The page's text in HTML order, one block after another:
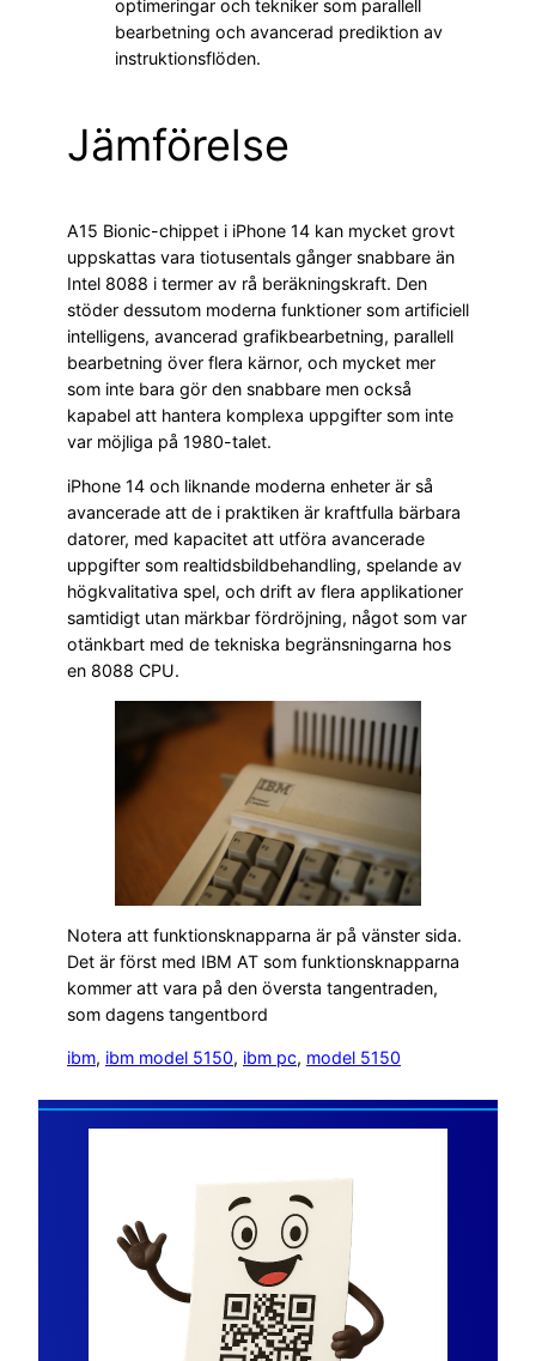
optimeringar och tekniker som parallell
bearbetning och avancerad prediktion av
instruktionsflöden.
Jämförelse
A15 Bionic-chippet i iPhone 14 kan mycket grovt
uppskattas vara tiotusentals gånger snabbare än
Intel 8088 i termer av rå beräkningskraft. Den
stöder dessutom moderna funktioner som artificiell
intelligens, avancerad grafikbearbetning, parallell
bearbetning över flera kärnor, och mycket mer
som inte bara gör den snabbare men också
kapabel att hantera komplexa uppgifter som inte
var möjliga på 1980-talet.
iPhone 14 och liknande moderna enheter är så
avancerade att de i praktiken är kraftfulla bärbara
datorer, med kapacitet att utföra avancerade
uppgifter som realtidsbildbehandling, spelande av
högkvalitativa spel, och drift av flera applikationer
samtidigt utan märkbar fördröjning, något som var
otänkbart med de tekniska begränsningarna hos
en 8088 CPU.
Notera att funktionsknapparna är på vänster sida.
Det är först med IBM AT som funktionsknapparna
kommer att vara på den översta tangentraden,
som dagens tangentbord
ibm, ibm model 5150, ibm pc, model 5150